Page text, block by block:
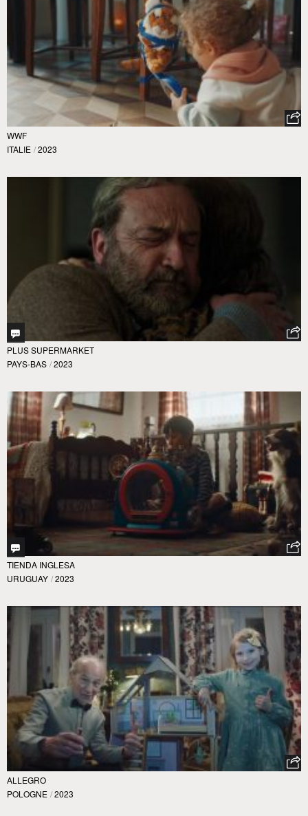
WWF
ITALIE / 2023
PLUS SUPERMARKET
PAYS-BAS / 2023
TIENDA INGLESA
URUGUAY / 2023
ALLEGRO
POLOGNE / 2023